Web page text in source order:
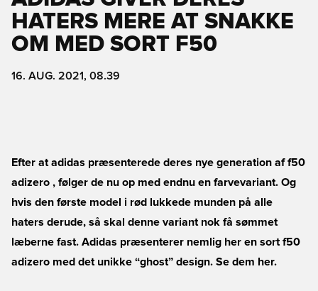
HATERS MERE AT SNAKKE
OM MED SORT F50
16. AUG. 2021, 08.39
Efter at adidas præsenterede deres nye generation af f50
adizero , følger de nu op med endnu en farvevariant. Og
hvis den første model i rød lukkede munden på alle
haters derude, så skal denne variant nok få sømmet
læberne fast. Adidas præsenterer nemlig her en sort f50
adizero med det unikke “ghost” design. Se dem her.